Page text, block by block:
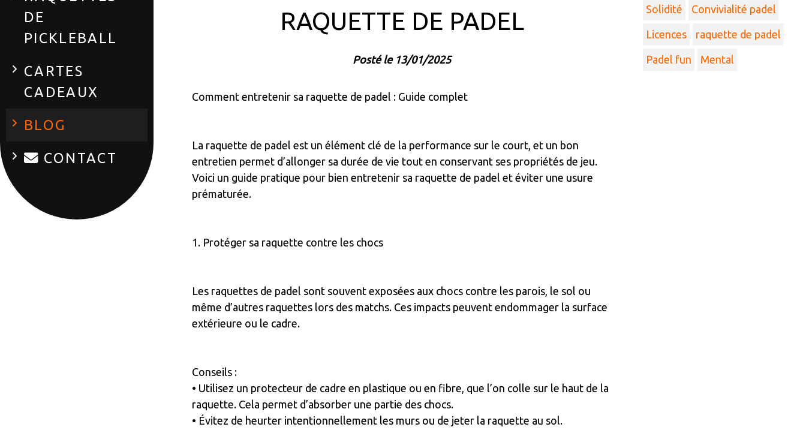
DE
PICKLEBALL
CARTES
CADEAUX
BLOG
CONTACT
RAQUETTE DE PADEL
Posté le 13/01/2025
Comment entretenir sa raquette de padel : Guide complet
La raquette de padel est un élément clé de la performance sur le court, et un bon
entretien permet d’allonger sa durée de vie tout en conservant ses propriétés de jeu.
Voici un guide pratique pour bien entretenir sa raquette de padel et éviter une usure
prématurée.
1. Protéger sa raquette contre les chocs
Les raquettes de padel sont souvent exposées aux chocs contre les parois, le sol ou
même d’autres raquettes lors des matchs. Ces impacts peuvent endommager la surface
extérieure ou le cadre.
Conseils :
• Utilisez un protecteur de cadre en plastique ou en fibre, que l’on colle sur le haut de la
raquette. Cela permet d’absorber une partie des chocs.
• Évitez de heurter intentionnellement les murs ou de jeter la raquette au sol.
Solidité Convivialité padel
Licences raquette de padel
Padel fun Mental